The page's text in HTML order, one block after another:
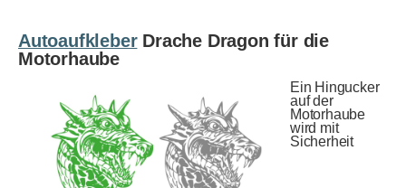
AutoaufkleberDrache Dragon für die
Motorhaube
Ein Hingucker
auf der
Motorhaube
wird mit
Sicherheit